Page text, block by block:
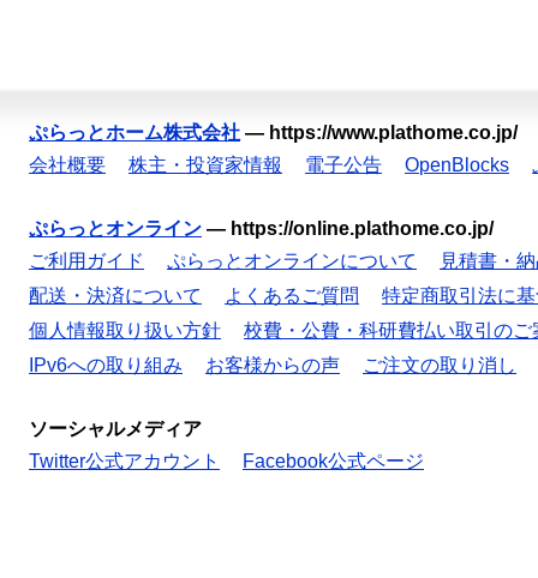
ぷらっとホーム株式会社 — https://www.plathome.co.jp/
会社概要
株主・投資家情報 電子公告 OpenBlocks
ぷらっとオンライン — https://online.plathome.co.jp/
ご利用ガイド
ぷらっとオンラインについて
見積書・
配送・決済について
よくあるご質問
特定商取引法に
個人情報取り扱い方針
校費・公費・科研費払い取引のご
IPv6への取り組み
お客様からの声 ご注文の取り消し
ソーシャルメディア
Twitter公式アカウント
Facebook公式ページ